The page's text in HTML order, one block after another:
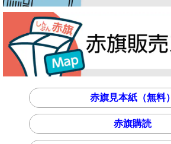
赤旗見本紙（無料）
赤旗購読